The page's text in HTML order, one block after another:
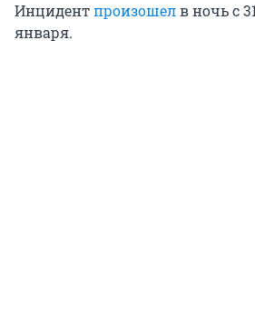
Инцидентпроизошелв ночь с
января.